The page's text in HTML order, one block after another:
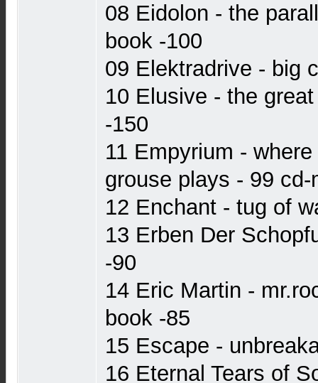
08 Eidolon - the
book -100
09 Elektradrive - big
10 Elusive - the
-150
11 Empyrium -
grouse plays - 99 cd-
12 Enchant - tug of
13 Erben Der
-90
14 Eric Martin -
book -85
15 Escape -
16 Eternal Tears of